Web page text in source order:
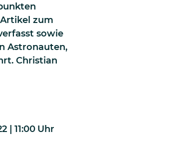
zum
sowie
Astronauten,
Christian
| 11:00 Uhr